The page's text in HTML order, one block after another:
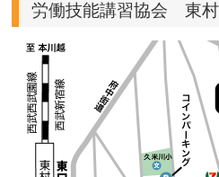
労働技能講習協会 東